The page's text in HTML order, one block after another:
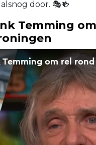
door. 🎭🍻
Temming